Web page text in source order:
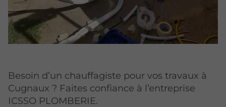
Besoin d’un chauffagiste pour vos travaux à
Cugnaux ? Faites confiance à l’entreprise
ICSSO PLOMBERIE.